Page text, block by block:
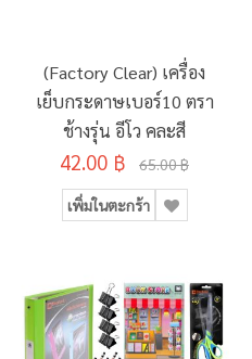
(Factory Clear) เครื่อง
เย็บกระดาษเบอร์10 ตรา
ช้างรุ่น อีโว คละสี
42.00 ฿ 65.00 ฿
เพิ่มในตะกร้า